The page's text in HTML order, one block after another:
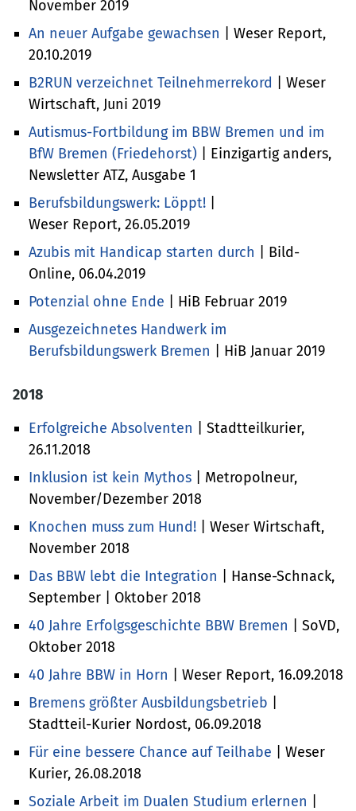
November 2019
An neuer Aufgabe gewachsen | Weser Report,
20.10.2019
B2RUN verzeichnet Teilnehmerrekord | Weser
Wirtschaft, Juni 2019
Autismus-Fortbildung im BBW Bremen und im
BfW Bremen (Friedehorst) | Einzigartig anders,
Newsletter ATZ, Ausgabe 1
Berufsbildungswerk: Löppt!
Weser Report, 26.05.2019
Azubis mit Handicap starten durch | Bild-
Online, 06.04.2019
Potenzial ohne Ende | HiB Februar 2019
Ausgezeichnetes Handwerk im
Berufsbildungswerk Bremen | HiB Januar 2019
2018
Erfolgreiche Absolventen | Stadtteilkurier,
26.11.2018
Inklusion ist kein Mythos | Metropolneur,
November/Dezember 2018
Knochen muss zum Hund! | Weser Wirtschaft,
November 2018
Das BBW lebt die Integration | Hanse-Schnack,
September | Oktober 2018
40 Jahre Erfolgsgeschichte BBW Bremen | SoVD,
Oktober 2018
40 Jahre BBW in Horn | Weser Report, 16.09.2018
Bremens größter Ausbildungsbetrieb
Stadtteil-Kurier Nordost, 06.09.2018
Für eine bessere Chance auf Teilhabe | Weser
Kurier, 26.08.2018
Soziale Arbeit im Dualen Studium erlernen